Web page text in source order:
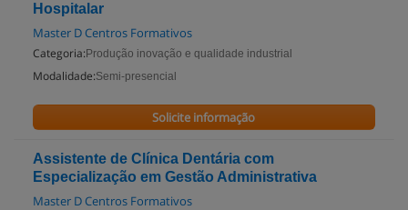
Hospitalar
Master D Centros Formativos
Categoria: Produção inovação e qualidade industrial
Modalidade:Semi-presencial
Solicite informação
Assistente de Clínica Dentária com
Especialização em Gestão Administrativa
Master D Centros Formativos